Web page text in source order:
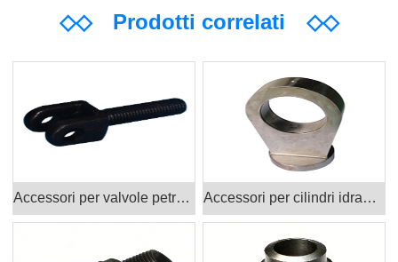
◇◇Prodotti correlati ◇◇
Accessori per valvole petrolifere Prodotti Accessori per cilindri idraulici